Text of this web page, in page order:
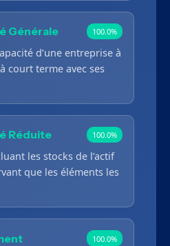
Générale 100.0%
d’une entreprise à
court terme avec ses
Réduite 100.0%
les stocks de l’actif
que les éléments les
100.0%